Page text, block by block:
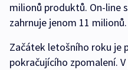
milionů produktů. On-line
zahrnuje jenom 11 milionů.
Začátek letošního roku je
pokračujícího zpomalení.